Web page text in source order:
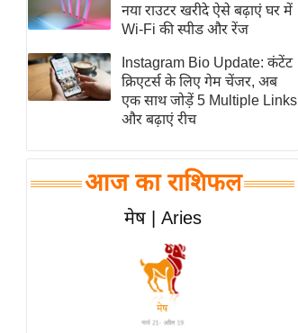
समसामयिक
मातृभूमि
स्तंभ
एम.
चाय पर
समीक्षा
नया राउटर खरीदे ऐसे बढ़ाएं घर में
Wi-Fi की स्पीड और रेंज
Instagram Bio Update: कंटेंट
क्रिएटर्स के लिए गेम चेंजर, अब
एक साथ जोड़ें 5 Multiple Links
और बढ़ाएं रीच
आज का राशिफल
मेष | Aries